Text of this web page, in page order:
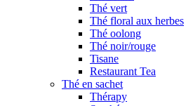
Thé vert
Thé floral aux herbes
Thé oolong
Thé noir/rouge
Tisane
Restaurant Tea
Thé en sachet
Thérapy